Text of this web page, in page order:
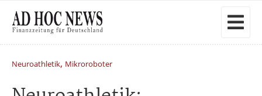
Neuroathletik, Mikroroboter